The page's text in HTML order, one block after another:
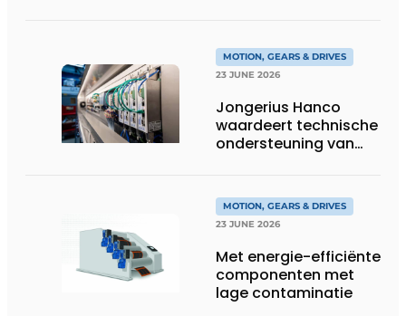
MOTION, GEARS & DRIVES
23 JUNE 2026
Jongerius Hanco
waardeert technische
ondersteuning van
MOTION, GEARS & DRIVES
23 JUNE 2026
Met energie-efficiënte
componenten met
lage contaminatie